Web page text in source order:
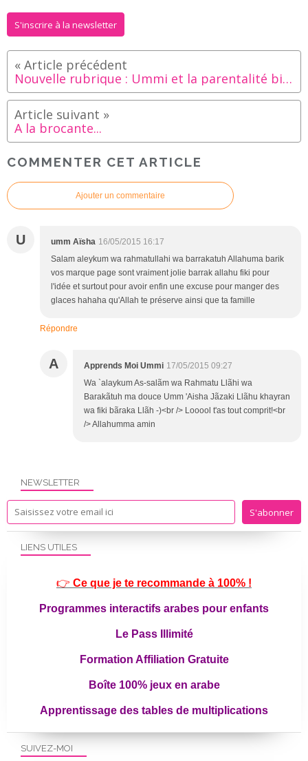
S'inscrire à la newsletter
Nouvelle rubrique : Ummi et la parentalité bienveillante
A la brocante...
COMMENTER CET ARTICLE
Ajouter un commentaire
U umm Aïsha 16/05/2015 16:17
Salam aleykum wa rahmatullahi wa barrakatuh Allahuma barik
vos marque page sont vraiment jolie barrak allahu fiki pour
l'idée et surtout pour avoir enfin une excuse pour manger des
glaces hahaha qu'Allah te préserve ainsi que ta famille
Répondre
A Apprends Moi Ummi 17/05/2015 09:27
Wa `alaykum As-salãm wa Rahmatu Llãhi wa
Barakãtuh ma douce Umm 'Aisha Jãzaki Llãhu khayran
wa fiki bãraka Llãh -)<br /> Looool t'as tout comprit!<br
/> Allahumma amin
NEWSLETTER
SUIVEZ-MOI
LIENS UTILES
👉 Ce que je te recommande à 100% !
Programmes interactifs arabes pour enfants
Le Pass Illimité
Formation Affiliation Gratuite
Boîte 100% jeux en arabe
Apprentissage des tables de multiplications